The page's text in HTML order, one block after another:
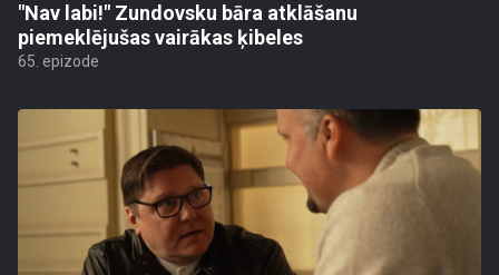
"Nav labi!" Zundovsku bāra atklāšanu
piemeklējušas vairākas ķibeles
65. epizode